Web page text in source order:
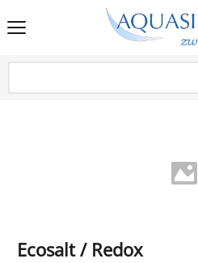
Ecosalt / Redox